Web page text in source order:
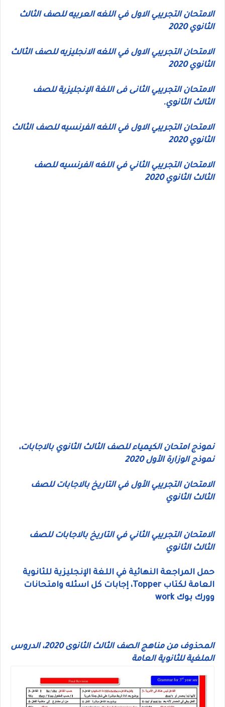
الامتحان التجريبي الاول في اللغه العربيه للصف الثالث
الثانوي 2020
الامتحان التجريبي الاول في اللغه الانجليزيه للصف الثالث
الثانوي 2020
الامتحان التجريبي الثانى فى اللغة الإنجليزية للصف
الثالث الثانوي.
الامتحان التجريبي الاول في اللغه الفرنسيه للصف الثالث
الثانوي 2020
الامتحان التجريبي الثاني في اللغه الفرنسيه للصف
الثالث الثانوي 2020
نموذج امتحان الكيمياء للصف الثالث الثانوي بالاجابات،
نموذج الوزارة الأول 2020
الامتحان التجريبي الأول في التاريخ بالاجابات للصف
الثالث الثانوي
الامتحان التجريبي الثاني في التاريخ بالاجابات للصف
الثالث الثانوي
حمل المراجعة النهائية في اللغة الإنجليزية للثانوية
العامة لكتاب Topper، إجابات كل اسئله وامتحانات
وورك بوك work
المحذوف من مناهج الصف الثالث الثانوى 2020، الدروس
الملغية للثانوية العامة